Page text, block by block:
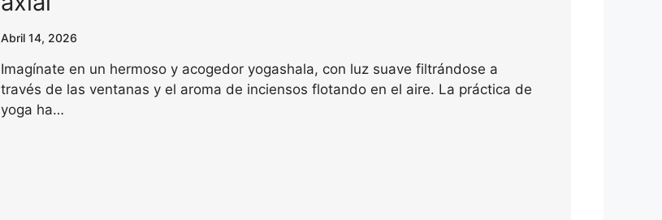
Abril 14, 2026
Imagínate en un hermoso y acogedor yogashala, con luz suave filtrándose a
través de las ventanas y el aroma de inciensos flotando en el aire. La práctica de
yoga ha…